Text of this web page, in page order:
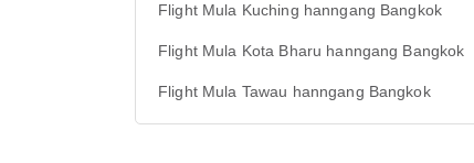
Flight Mula Kuching hanngang Bangkok
Flight Mula Kota Bharu hanngang Bangkok
Flight Mula Tawau hanngang Bangkok